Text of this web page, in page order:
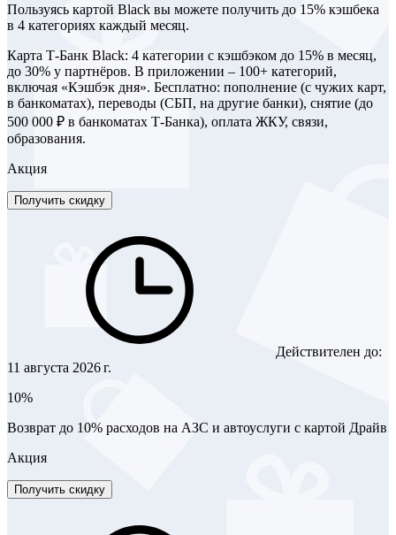
Пользуясь картой Black вы можете получить до 15% кэшбека
в 4 категориях каждый месяц.
Карта Т‑Банк Black: 4 категории с кэшбэком до 15% в месяц,
до 30% у партнёров. В приложении – 100+ категорий,
включая «Кэшбэк дня». Бесплатно: пополнение (с чужих карт,
в банкоматах), переводы (СБП, на другие банки), снятие (до
500 000 ₽ в банкоматах Т‑Банка), оплата ЖКУ, связи,
образования.
Акция
Получить скидку
Действителен до:
11 августа 2026 г.
10%
Возврат до 10% расходов на АЗС и автоуслуги с картой Драйв
Акция
Получить скидку